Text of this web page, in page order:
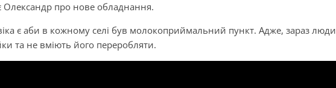
Олександр про нове обладнання.
є аби в кожному селі був молокоприймальний пункт. Адже, зараз люди
та не вміють його переробляти.